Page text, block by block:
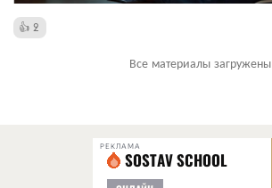
2
Все материалы загружены
РЕКЛАМА